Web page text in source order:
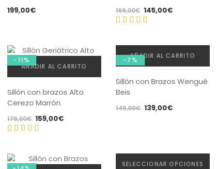
199,00€ 169,00€ El
precio
era:
169,00€.
145,00€El
es:
145,00€.
con5.00
de 5
-11%
AÑADIR AL CARRITO
Sillón con brazos Alto
Cerezo Marrón
179,00€ El
precio
179,00€.
159,00€El
159,00€.
con
4.20
de 5
-7%AÑADIR AL CARRITO
Sillón con Brazos Wengué
Beis
149,00€ El
149,00€.
139,00€El
139,00€.
SELECCIONAR OPCIONES